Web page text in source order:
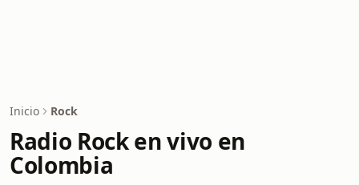
Inicio Rock
Radio Rock en vivo en
Colombia